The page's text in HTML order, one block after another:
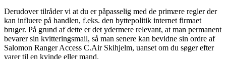
Derudover tilråder vi at du er påpasselig med de primære regler der
kan influere på handlen, f.eks. den byttepolitik internet firmaet
bruger. På grund af dette er det ydermere relevant, at man permanent
bevarer sin kvitteringsmail, så man senere kan bevidne sin ordre af
Salomon Ranger Access C.Air Skihjelm, uanset om du søger efter
varer til en kvinde eller mand.